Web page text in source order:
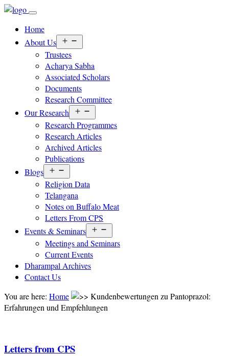
Home
About Us
menu
Trustees
Acharya Sabha
Associated Scholars
Documents
Research Committee
Our Research
menu
Research Programmes
Research Articles
Archived Articles
Publications
Blogs
menu
Religion Data
Telangana
Notes on Buffalo Meat
Letters From CPS
Events & Seminars
menu
Meetings and Seminars
Current Events
Dharampal Archives
Contact Us
You are here: Home
Kundenbewertungen zu Pantoprazol:
Erfahrungen und Empfehlungen
Letters from CPS